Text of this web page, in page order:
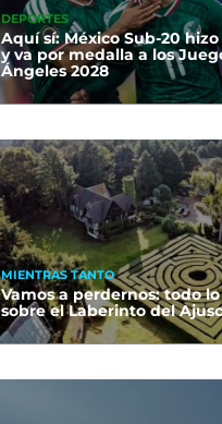
DEPORTES
Aquí sí: México Sub-20
y va por medalla a los
Ángeles 2028
MIENTRAS TANTO
Vamos a perdernos: todo
sobre el Laberinto del